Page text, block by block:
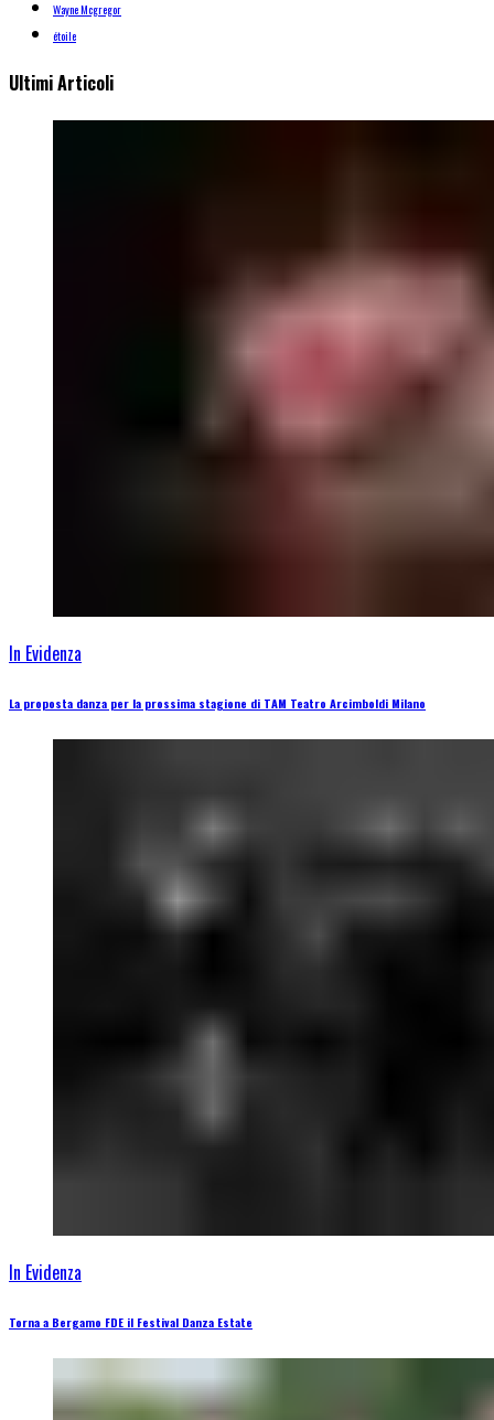
Wayne Mcgregor
étoile
Ultimi Articoli
In Evidenza
La proposta danza per la prossima stagione di TAM Teatro Arcimboldi Milano
In Evidenza
Torna a Bergamo FDE il Festival Danza Estate